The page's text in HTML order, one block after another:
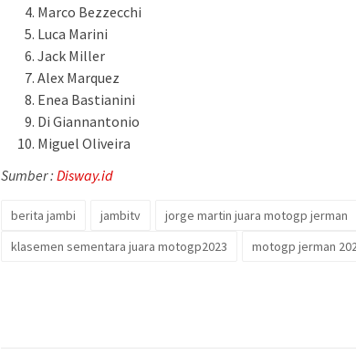
Marco Bezzecchi
Luca Marini
Jack Miller
Alex Marquez
Enea Bastianini
Di Giannantonio
Miguel Oliveira
Sumber : Disway.id
berita jambi jambitv
jorge martin juara motogp jerman
klasemen sementara juara motogp2023
motogp jerman